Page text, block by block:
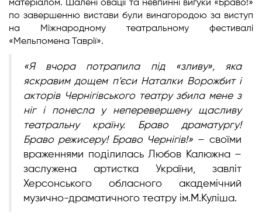
матеріалом. Шалені овації та невпинні вигуки «Браво!»
по завершенню вистави були винагородою за виступ
на Міжнародному театральному фестивалі
«Мельпомена Таврії».
«Я вчора потрапила під «зливу», яка
яскравим дощем п’єси Наталки Ворожбит і
акторів Чернігівського театру збила мене з
ніг і понесла у неперевершену щасливу
театральну країну. Браво драматургу!
Браво режисеру! Браво Чернігів!» – своїми
враженнями поділилась Любов Калюжна –
заслужена артистка України, завліт
Херсонського обласного академічний
музично-драматичного театру ім.М.Куліша.